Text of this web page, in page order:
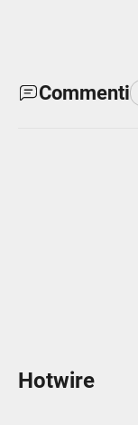
Commenti
Hotwire